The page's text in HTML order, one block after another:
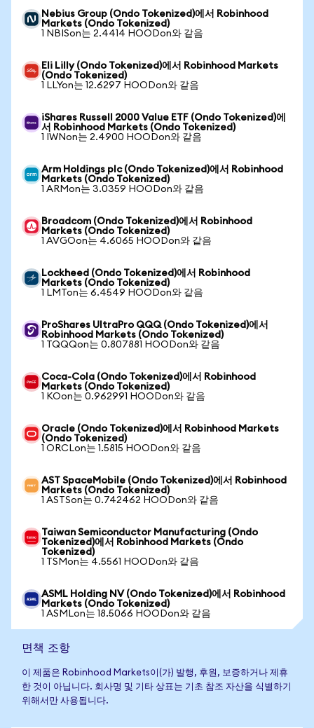
Nebius Group (Ondo Tokenized)에서 Robinhood
Markets (Ondo Tokenized)
1 NBISon는 2.4414 HOODon와 같음
Eli Lilly (Ondo Tokenized)에서 Robinhood Markets
(Ondo Tokenized)
1 LLYon는 12.6297 HOODon와 같음
iShares Russell 2000 Value ETF (Ondo Tokenized)에
서 Robinhood Markets (Ondo Tokenized)
1 IWNon는 2.4900 HOODon와 같음
Arm Holdings plc (Ondo Tokenized)에서 Robinhood
Markets (Ondo Tokenized)
1 ARMon는 3.0359 HOODon와 같음
Broadcom (Ondo Tokenized)에서 Robinhood
Markets (Ondo Tokenized)
1 AVGOon는 4.6065 HOODon와 같음
Lockheed (Ondo Tokenized)에서 Robinhood
Markets (Ondo Tokenized)
1 LMTon는 6.4549 HOODon와 같음
ProShares UltraPro QQQ (Ondo Tokenized)에서
Robinhood Markets (Ondo Tokenized)
1 TQQQon는 0.807881 HOODon와 같음
Coca-Cola (Ondo Tokenized)에서 Robinhood
Markets (Ondo Tokenized)
1 KOon는 0.962991 HOODon와 같음
Oracle (Ondo Tokenized)에서 Robinhood Markets
(Ondo Tokenized)
1 ORCLon는 1.5815 HOODon와 같음
AST SpaceMobile (Ondo Tokenized)에서 Robinhood
Markets (Ondo Tokenized)
1 ASTSon는 0.742462 HOODon와 같음
Taiwan Semiconductor Manufacturing (Ondo
Tokenized)에서 Robinhood Markets (Ondo
Tokenized)
1 TSMon는 4.5561 HOODon와 같음
ASML Holding NV (Ondo Tokenized)에서 Robinhood
Markets (Ondo Tokenized)
1 ASMLon는 18.5066 HOODon와 같음
면책 조항
이 제품은 Robinhood Markets이(가) 발행, 후원, 보증하거나 제휴
한 것이 아닙니다. 회사명 및 기타 상표는 기초 참조 자산을 식별하기
위해서만 사용됩니다.